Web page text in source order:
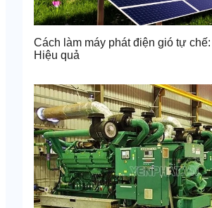
Cách làm máy phát điện gió tự
Hiệu quả